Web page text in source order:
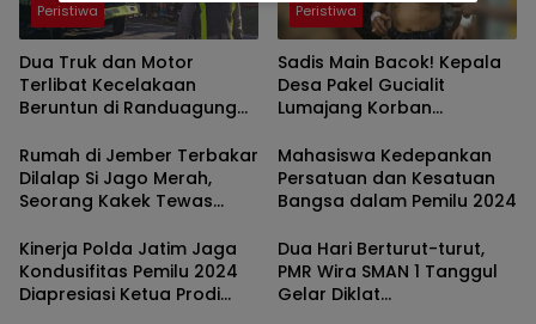
Peristiwa
Dua Truk dan Motor
Terlibat Kecelakaan
Beruntun di Randuagung
Luka Ringan
Peristiwa
Sadis Main Bacok! Kepala
Desa Pakel Gucialit
Lumajang Korban
Rumah Sakit
Rumah di Jember Terbakar
Dilalap Si Jago Merah,
Seorang Kakek Tewas
Mahasiswa Kedepankan
Persatuan dan Kesatuan
Bangsa dalam Pemilu 2024
Kinerja Polda Jatim Jaga
Kondusifitas Pemilu 2024
Diapresiasi Ketua Prodi
Dua Hari Berturut-turut,
PMR Wira SMAN 1 Tanggul
Gelar Diklat